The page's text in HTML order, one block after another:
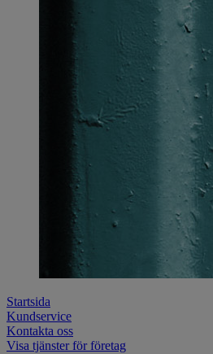
Startsida
Kundservice
Kontakta oss
Visa tjänster för företag